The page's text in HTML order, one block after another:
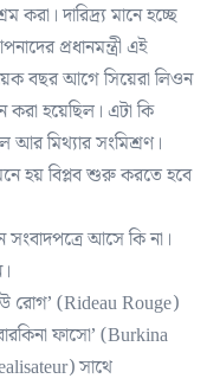
করা। দারিদ্র্য মানে হচ্ছে
প্রধানমন্ত্রী এই
বছর আগে সিয়েরা লিওন
করা হয়েছিল। এটা কি
আর মিথ্যার সংমিশ্রণ।
হয় বিপ্লব শুরু করতে হবে
আসে কি না।
রোগ’ (Rideau Rouge)
ফাসো’ (Burkina
সাথে